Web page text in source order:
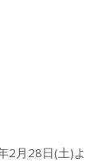
2月28日(土)よ